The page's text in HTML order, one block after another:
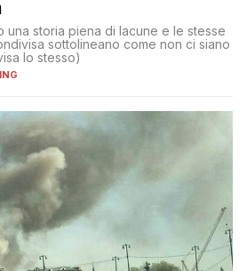
una storia piena di lacune e le stesse
sottolineano come non ci siano
lo stesso)